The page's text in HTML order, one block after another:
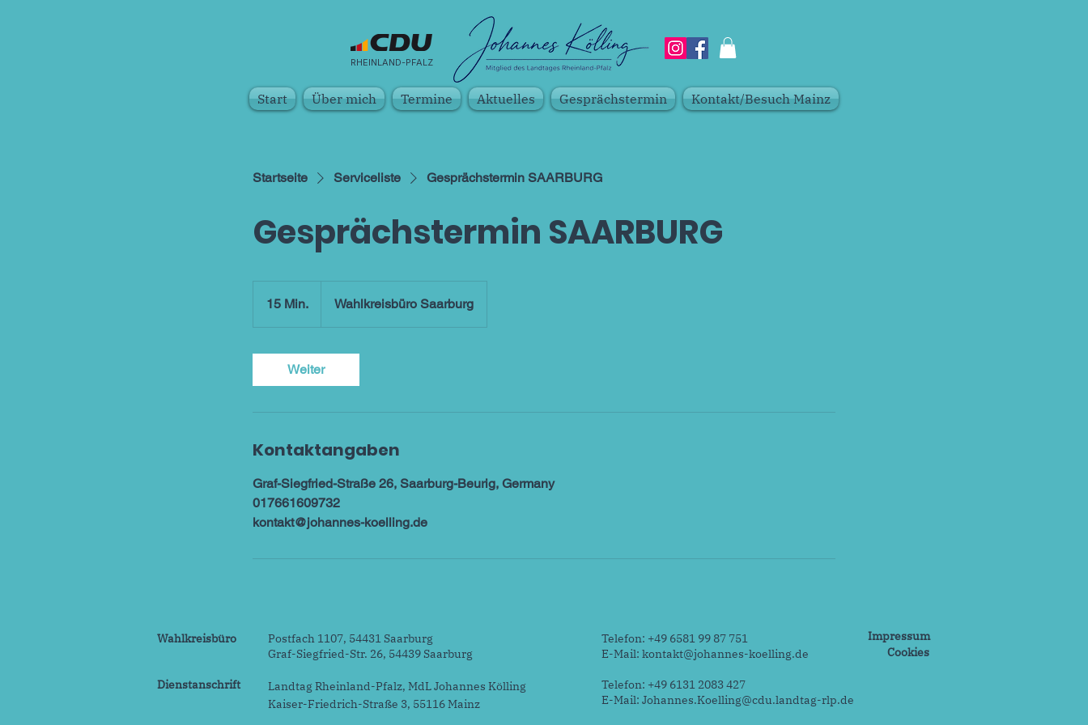
RHEINLAND-PFALZ
Start Über mich Termine Aktuelles Gesprächstermin Kontakt/Besuch Mainz
Startseite Serviceliste Gesprächstermin SAARBURG
Gesprächstermin SAARBURG
15 Min.
5
i
Wahlkreisbüro Saarburg
Weiter
Kontaktangaben
Graf-Siegfried-Straße 26, Saarburg-Beurig, Germany
017661609732
kontakt@johannes-koelling.de
Wahlkreisbüro
Dienstanschrift
Postfach 1107, 54431 Saarburg
Graf-Siegfried-Str. 26, 54439 Saarburg
Landtag Rheinland-Pfalz, MdL Johannes Kölling
Kaiser-Friedrich-Straße 3, 55116 Mainz
Telefon: +49 6581 99 87 751
E-Mail: kontakt@johannes-koelling.de
Telefon: +49 6131 2083 427
E-Mail: Johannes.Koelling@cdu.landtag-rlp.de
Impressum
Cookies